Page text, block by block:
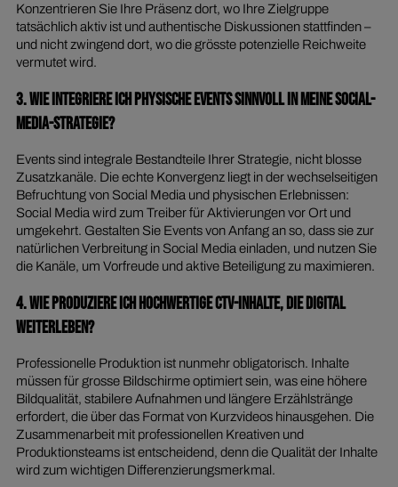
Konzentrieren Sie Ihre Präsenz dort, wo Ihre Zielgruppe
tatsächlich aktiv ist und authentische Diskussionen stattfinden –
und nicht zwingend dort, wo die grösste potenzielle Reichweite
vermutet wird.
3. Wie integriere ich physische Events sinnvoll in meine Social-
Media-Strategie?
Events sind integrale Bestandteile Ihrer Strategie, nicht blosse
Zusatzkanäle. Die echte Konvergenz liegt in der wechselseitigen
Befruchtung von Social Media und physischen Erlebnissen:
Social Media wird zum Treiber für Aktivierungen vor Ort und
umgekehrt. Gestalten Sie Events von Anfang an so, dass sie zur
natürlichen Verbreitung in Social Media einladen, und nutzen Sie
die Kanäle, um Vorfreude und aktive Beteiligung zu maximieren.
4. Wie produziere ich hochwertige CTV-Inhalte, diE digital
weiterleben?
Professionelle Produktion ist nunmehr obligatorisch. Inhalte
müssen für grosse Bildschirme optimiert sein, was eine höhere
Bildqualität, stabilere Aufnahmen und längere Erzählstränge
erfordert, die über das Format von Kurzvideos hinausgehen. Die
Zusammenarbeit mit professionellen Kreativen und
Produktionsteams ist entscheidend, denn die Qualität der Inhalte
wird zum wichtigen Differenzierungsmerkmal.